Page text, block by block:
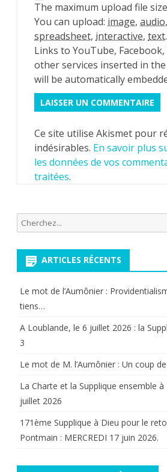
The maximum upload file
You can upload: image, audio,
spreadsheet, interactive, text.
Links to YouTube,
other services inserted in
will be automatically
Ce site utilise Akismet pour
indésirables. En savoir plus
les données de vos
traitées.
Recherche
pour:
ARTICLES RÉCENTS
Le mot de l’Aumônier :
tiens…
A Loublande, le 6 juillet 2026 : la
3
Le mot de M. l’Aumônier : Un coup
La Charte et la Supplique ensemble
juillet 2026
171ème Supplique à Dieu pour le
Pontmain : MERCREDI 17 juin 2026.